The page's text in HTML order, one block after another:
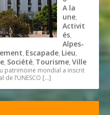
A la
une,
Activit
és,
Alpes-
, Escapade, Lieu,
, Société, Tourisme,Ville
patrimoine mondial a inscrit
l’UNESCO […]